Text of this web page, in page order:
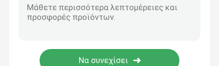
Πριονίζοντας γραμμή
Αναλώσιμα μηχανών